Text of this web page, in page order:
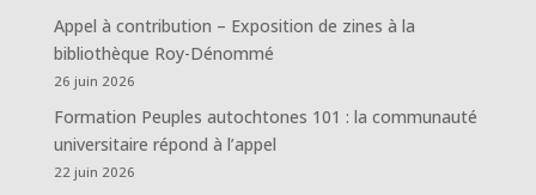
Appel à contribution – Exposition de zines à la
bibliothèque Roy-Dénommé
26 juin 2026
Formation Peuples autochtones 101 : la communauté
universitaire répond à l’appel
22 juin 2026